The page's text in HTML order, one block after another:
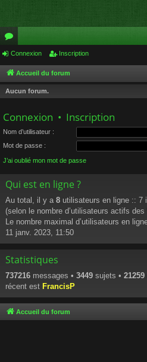
or
u
m
Connexion Inscription
Accueil du forum
Aucun forum.
Connexion • Inscription
Nom d’utilisateur :
Mot de passe :
J’ai oublié mon mot de passe
Qui est en ligne ?
Au total, il y a 8 utilisateurs en ligne ::
(selon le nombre d’utilisateurs actifs
Le nombre maximal d’utilisateurs en
11 janv. 2023, 11:50
Statistiques
737216 messages • 3449 sujets • 21259
récent est FrancisP
Accueil du forum